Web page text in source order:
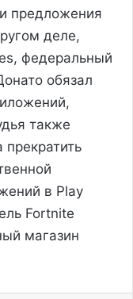
предложения
деле,
федеральный
обязал
также
в Play
Fortnite
магазин